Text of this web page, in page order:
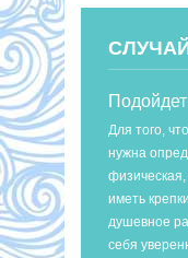
Для того,
нужна
физическая,
иметь
душевное
себя